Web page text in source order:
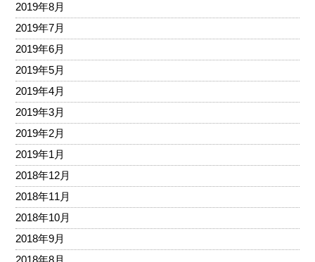
2019年8月
2019年7月
2019年6月
2019年5月
2019年4月
2019年3月
2019年2月
2019年1月
2018年12月
2018年11月
2018年10月
2018年9月
2018年8月